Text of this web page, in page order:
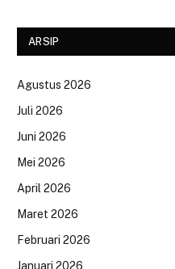
ARSIP
Agustus 2026
Juli 2026
Juni 2026
Mei 2026
April 2026
Maret 2026
Februari 2026
Januari 2026